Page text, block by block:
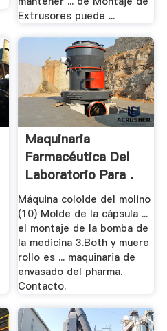
Extrusores puede ...
Maquinaria
Farmacéutica Del
Laboratorio Para .
Máquina coloide del molino
(10) Molde de la cápsula ...
el montaje de la bomba de
la medicina 3.Both y muere
rollo es ... maquinaria de
envasado del pharma.
Contacto.